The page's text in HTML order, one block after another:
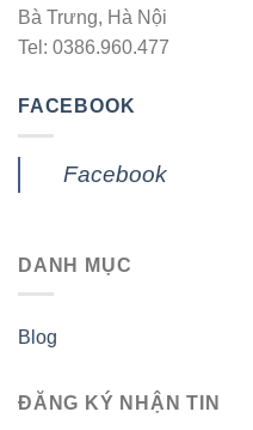
Bà Trưng, Hà Nội
Tel: 0386.960.477
FACEBOOK
Facebook
DANH MỤC
Blog
ĐĂNG KÝ NHẬN TIN